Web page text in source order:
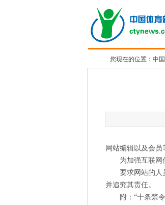
您现在的位置： 中
网站编辑以及会员
为加强互联网信
要求网站的人员
并追究其责任。
附：“十条禁